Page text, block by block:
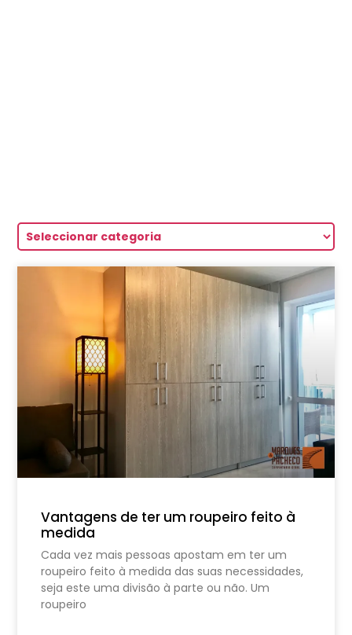
Vantagens de ter um roupeiro feito à
medida
Cada vez mais pessoas apostam em ter um
roupeiro feito à medida das suas necessidades,
seja este uma divisão à parte ou não. Um
roupeiro